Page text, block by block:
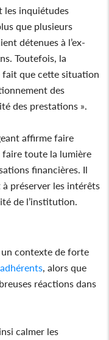
les inquiétudes
que plusieurs
détenues à l’ex-
Toutefois, la
fait que cette situation
des
des prestations ».
affirme faire
toute la lumière
financières. Il
préserver les intérêts
de l’institution.
contexte de forte
adhérents , alors que
réactions dans
calmer les